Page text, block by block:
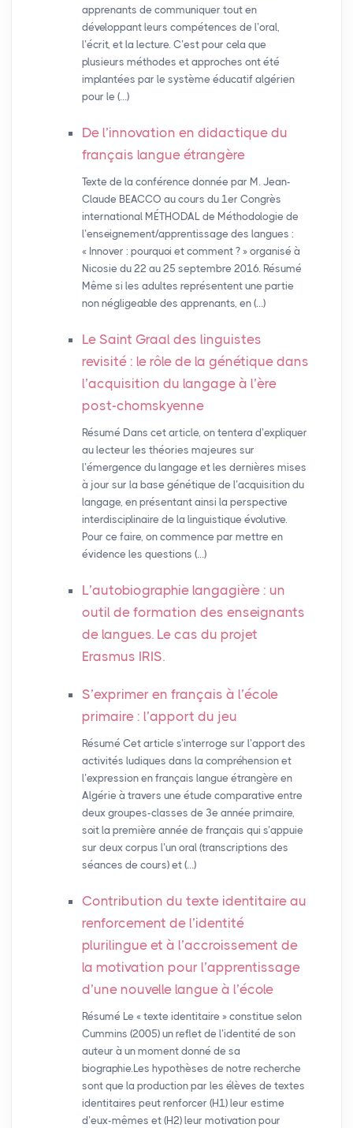
apprenants de communiquer tout en
développant leurs compétences de l’oral,
l’écrit, et la lecture. C’est pour cela que
plusieurs méthodes et approches ont été
implantées par le système éducatif algérien
pour le (…)
De l’innovation en didactique du
français langue étrangère
Texte de la conférence donnée par M. Jean-
Claude BEACCO au cours du 1er Congrès
international MÉTHODAL de Méthodologie de
l’enseignement/apprentissage des langues :
« Innover : pourquoi et comment ? » organisé à
Nicosie du 22 au 25 septembre 2016. Résumé
Même si les adultes représentent une partie
non négligeable des apprenants, en (…)
Le Saint Graal des linguistes
revisité : le rôle de la génétique dans
l’acquisition du langage à l’ère
post-chomskyenne
Résumé Dans cet article, on tentera d’expliquer
au lecteur les théories majeures sur
l’émergence du langage et les dernières mises
à jour sur la base génétique de l’acquisition du
langage, en présentant ainsi la perspective
interdisciplinaire de la linguistique évolutive.
Pour ce faire, on commence par mettre en
évidence les questions (…)
L’autobiographie langagière : un
outil de formation des enseignants
de langues. Le cas du projet
Erasmus IRIS.
S’exprimer en français à l’école
primaire : l’apport du jeu
Résumé Cet article s’interroge sur l’apport des
activités ludiques dans la compréhension et
l’expression en français langue étrangère en
Algérie à travers une étude comparative entre
deux groupes-classes de 3e année primaire,
soit la première année de français qui s’appuie
sur deux corpus l’un oral (transcriptions des
séances de cours) et (…)
Contribution du texte identitaire au
renforcement de l’identité
plurilingue et à l’accroissement de
la motivation pour l’apprentissage
d’une nouvelle langue à l’école
Résumé Le « texte identitaire » constitue selon
Cummins (2005) un reflet de l’identité de son
auteur à un moment donné de sa
biographie.Les hypothèses de notre recherche
sont que la production par les élèves de textes
identitaires peut renforcer (H1) leur estime
d’eux-mêmes et (H2) leur motivation pour